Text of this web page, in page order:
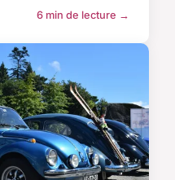
6 min de lecture →